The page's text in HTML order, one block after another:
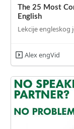
The 25 Most
English
Lekcije engleskog
Alex engVid